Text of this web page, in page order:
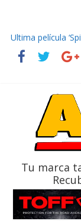
El costo de tener
decidir
Ultima película
La Vuelta al
La FEDAK
Tu marca